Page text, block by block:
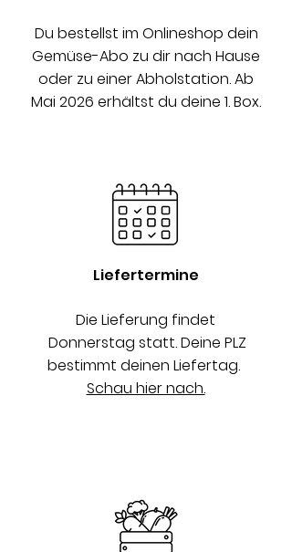
Du bestellst im Onlineshop dein
Gemüse-Abo zu dir nach Hause
oder zu einer Abholstation. Ab
Mai 2026 erhältst du deine 1. Box.
Liefertermine
Die Lieferung findet
Donnerstag statt. Deine PLZ
bestimmt deinen Liefertag.
Schau hier nach.